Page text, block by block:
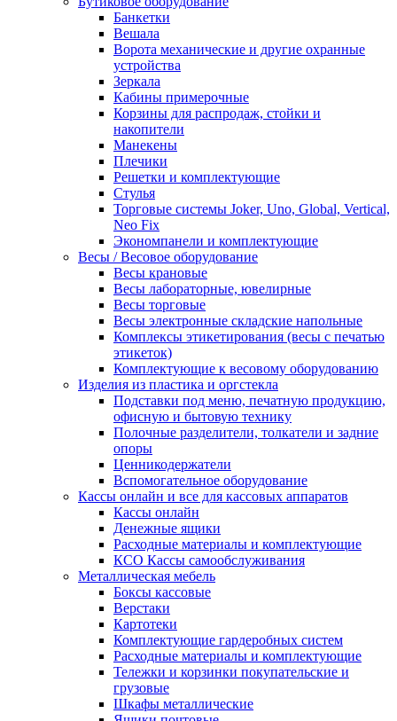
Банкетки
Вешала
Ворота механические и другие охранные
устройства
Зеркала
Кабины примерочные
Корзины для распродаж, стойки и
накопители
Манекены
Плечики
Решетки и комплектующие
Стулья
Торговые системы Joker, Uno, Global, Vertical,
Neo Fix
Экономпанели и комплектующие
Весы / Весовое оборудование
Весы крановые
Весы лабораторные, ювелирные
Весы торговые
Весы электронные складские напольные
Комплексы этикетирования (весы с печатью
этикеток)
Комплектующие к весовому оборудованию
Изделия из пластика и оргстекла
Подставки под меню, печатную продукцию,
офисную и бытовую технику
Полочные разделители, толкатели и задние
опоры
Ценникодержатели
Вспомогательное оборудование
Кассы онлайн и все для кассовых аппаратов
Кассы онлайн
Денежные ящики
Расходные материалы и комплектующие
КСО Кассы самообслуживания
Металлическая мебель
Боксы кассовые
Верстаки
Картотеки
Комплектующие гардеробных систем
Расходные материалы и комплектующие
Тележки и корзинки покупательские и
грузовые
Шкафы металлические